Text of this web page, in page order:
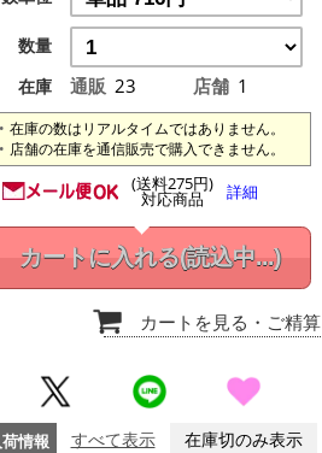
数量
在庫
通販 23 店舗 1
在庫の数はリアルタイムではありません。
店舗の在庫を通信販売で購入できません。
(送料275円)
対応商品 詳細
カートに入れる(読込中...)
カートを見る ・ご精算
情報 すべて表示 在庫切のみ表示